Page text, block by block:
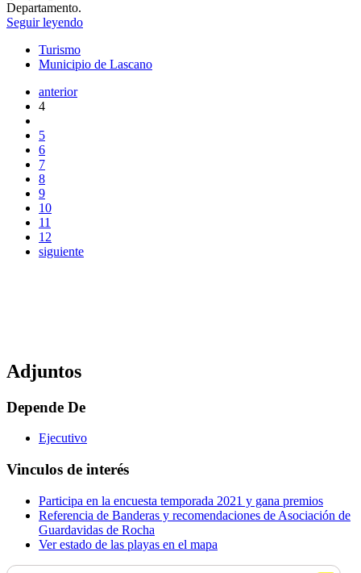
Departamento.
Seguir leyendo
Turismo
Municipio de Lascano
anterior
4
5
6
7
8
9
10
11
12
siguiente
Adjuntos
Depende De
Ejecutivo
Vinculos de interés
Participa en la encuesta temporada 2021 y gana premios
Referencia de Banderas y recomendaciones de Asociación de
Guardavidas de Rocha
Ver estado de las playas en el mapa